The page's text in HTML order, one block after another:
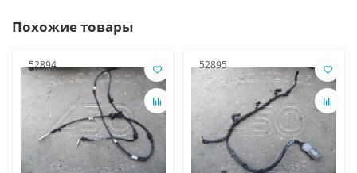
Похожие товары
52894 52895